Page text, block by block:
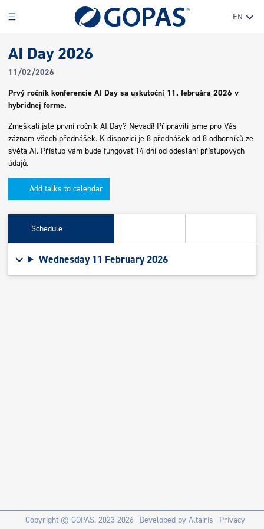
EN
AI Day 2026
11/02/2026
Prvý ročník konferencie AI Day sa uskutoční 11. februára 2026 v
hybridnej forme.
Zmeškali jste první ročník AI Day? Nevadí! Připravili jsme pro Vás
záznam všech přednášek. K dispozici je 8 přednášek od 8 odborníků ze
světa AI. Přístup vám bude fungovat 14 dní od odeslání přístupových
údajů.
Add talks to calendar
Schedule
Wednesday 11 February 2026
Copyright © GOPAS, 2023-2026 Developed by Altairis Privacy